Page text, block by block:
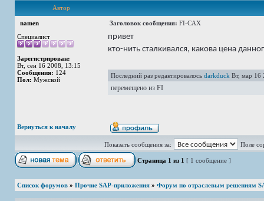
Автор
namen Заголовок сообщения: FI-CAX
Специалист
Зарегистрирован:
Вт, сен 16 2008, 13:15
Сообщения: 124
Пол: Мужской
привет
кто-нить сталкивался, какова цена
Последний раз редактировалось darkduck Вт, мар 16
перемещено из FI
Вернуться к началу
Показать сообщения за: Поле
Страница 1 из 1 [ 1 сообщение ]
Список форумов » Прочие SAP-приложения » Форум по отраслевым решениям